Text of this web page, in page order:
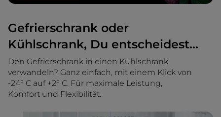
Gefrierschrank oder
Kühlschrank, Du entscheidest...
Den Gefrierschrank in einen Kühlschrank
verwandeln? Ganz einfach, mit einem Klick von
-24° C auf +2° C. Für maximale Leistung,
Komfort und Flexibilität.